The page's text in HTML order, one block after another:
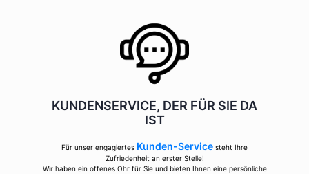
KUNDENSERVICE, DER FÜR SIE DA
IST
Für unser engagiertes Kunden-Service steht Ihre
Zufriedenheit an erster Stelle!
Wir haben ein offenes Ohr für Sie und bieten Ihnen eine persönliche